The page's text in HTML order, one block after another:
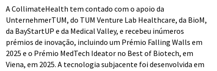
A CollimateHealth tem contado com o apoio da
UnternehmerTUM, do TUM Venture Lab Healthcare, da BioM,
da BayStartUP e da Medical Valley, e recebeu inúmeros
prémios de inovação, incluindo um Prémio Falling Walls em
2025 e o Prémio MedTech Ideator no Best of Biotech, em
Viena, em 2025. A tecnologia subjacente foi desenvolvida em